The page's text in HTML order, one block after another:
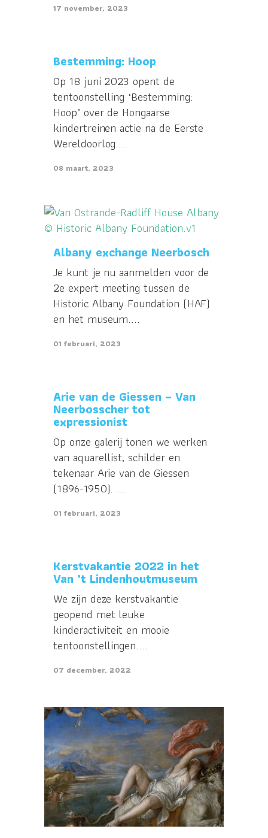
17 november, 2023
Bestemming: Hoop
Op 18 juni 2023 opent de
tentoonstelling ‘Bestemming:
Hoop’ over de Hongaarse
kindertreinen actie na de Eerste
Wereldoorlog....
08 maart, 2023
Albany exchange Neerbosch
Je kunt je nu aanmelden voor de
2e expert meeting tussen de
Historic Albany Foundation (HAF)
en het museum....
01 februari, 2023
Arie van de Giessen – Van
Neerbosscher tot
expressionist
Op onze galerij tonen we werken
van aquarellist, schilder en
tekenaar Arie van de Giessen
(1896-1950). ...
01 februari, 2023
Kerstvakantie 2022 in het
Van ’t Lindenhoutmuseum
We zijn deze kerstvakantie
geopend met leuke
kinderactiviteit en mooie
tentoonstellingen....
07 december, 2022